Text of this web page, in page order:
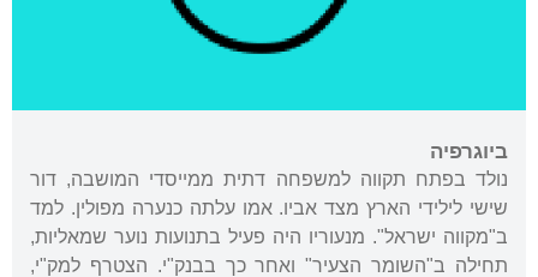
ביוגרפיה
נולד בפתח תקווה למשפחה דתית ממייסדי המושבה, דור
שישי לילידי הארץ מצד אביו. אמו עלתה כנערה מפולין. למד
ב"מקווה ישראל". מנעוריו היה פעיל בתנועות נוער שמאליות,
תחילה ב"השומר הצעיר" ואחר כך בבנק"י. הצטרף למק"י,